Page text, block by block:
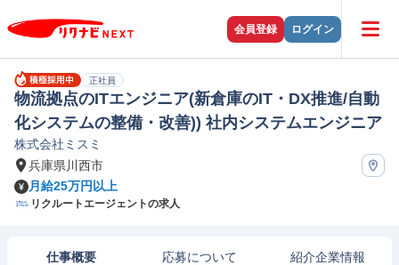
会員登録 ログイン
正社員
物流拠点のITエンジニア(新倉庫のIT・DX推進/自動
化システムの整備・改善)) 社内システムエンジニア
株式会社ミスミ
兵庫県川西市
月給25万円以上
リクルートエージェントの求人
仕事概要 応募について 紹介企業情報